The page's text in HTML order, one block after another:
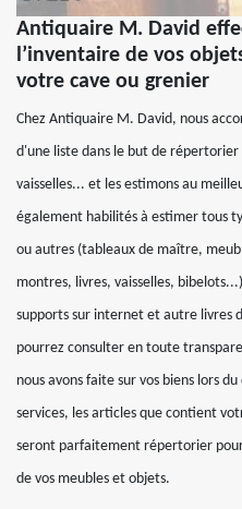
Antiquaire M. David
l’inventaire de vos
votre cave ou grenier
Chez Antiquaire M. David, nous
d'une liste dans le but de
vaisselles... et les estimons au
également habilités à estimer tous
ou autres (tableaux de maître,
montres, livres, vaisselles,
supports sur internet et autre livres
pourrez consulter en toute
nous avons faite sur vos biens lors
services, les articles que contient
seront parfaitement répertorier
de vos meubles et objets.